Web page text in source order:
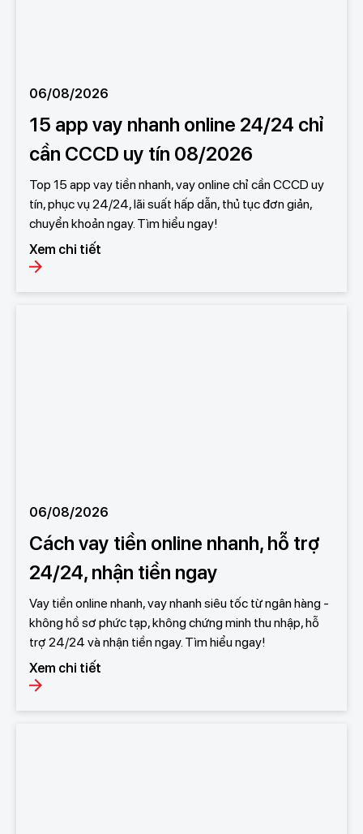
06/08/2026
15 app vay nhanh online 24/24 chỉ
cần CCCD uy tín 08/2026
Top 15 app vay tiền nhanh, vay online chỉ cần CCCD uy
tín, phục vụ 24/24, lãi suất hấp dẫn, thủ tục đơn giản,
chuyển khoản ngay. Tìm hiểu ngay!
Xem chi tiết
06/08/2026
Cách vay tiền online nhanh, hỗ trợ
24/24, nhận tiền ngay
Vay tiền online nhanh, vay nhanh siêu tốc từ ngân hàng -
không hồ sơ phức tạp, không chứng minh thu nhập, hỗ
trợ 24/24 và nhận tiền ngay. Tìm hiểu ngay!
Xem chi tiết